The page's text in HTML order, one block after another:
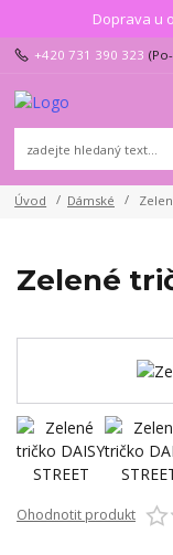
Doprava u
+420 731 390 323
Úvod Dámské
Zelené
Ohodnotit produkt